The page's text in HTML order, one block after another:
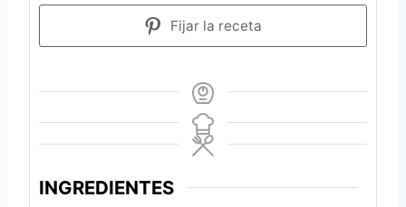
Fijar la receta
INGREDIENTES